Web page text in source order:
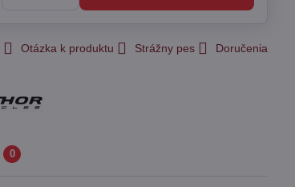
Otázka k produktu Strážny pes Doručenia
0